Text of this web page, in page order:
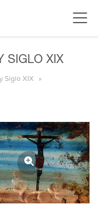
SIGLO XIX
Siglo XIX